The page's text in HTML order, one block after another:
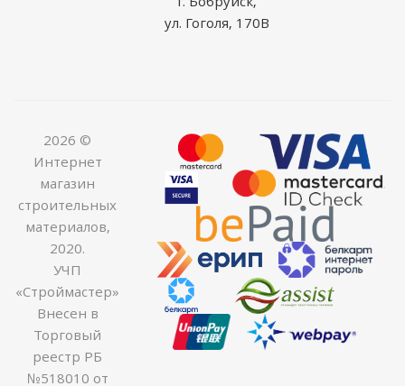
ул. Гоголя, 170В
2026 ©
Интернет
магазин
строительных
материалов,
2020.
УЧП
«Строймастер»
Внесен в
Торговый
реестр РБ
№518010 от